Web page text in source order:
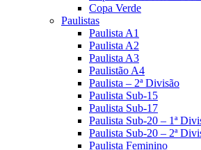
Copa Verde
Paulistas
Paulista A1
Paulista A2
Paulista A3
Paulistão A4
Paulista – 2ª Divisão
Paulista Sub-15
Paulista Sub-17
Paulista Sub-20 – 1ª
Paulista Sub-20 – 2ª
Paulista Feminino